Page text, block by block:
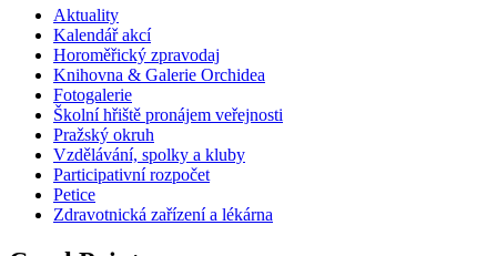
Aktuality
Kalendář akcí
Horoměřický zpravodaj
Knihovna & Galerie Orchidea
Fotogalerie
Školní hřiště pronájem veřejnosti
Pražský okruh
Vzdělávání, spolky a kluby
Participativní rozpočet
Petice
Zdravotnická zařízení a lékárna